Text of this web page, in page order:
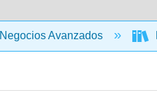
Negocios Avanzados